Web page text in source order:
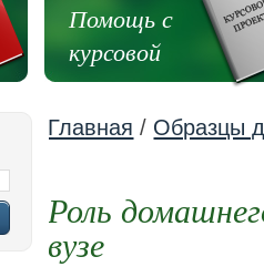
Помощь с
курсовой
Главная / Образцы
Роль
вузе